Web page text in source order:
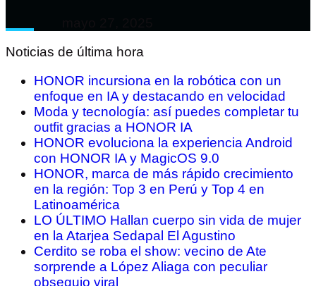
Noticias de última hora
HONOR incursiona en la robótica con un
enfoque en IA y destacando en velocidad
Moda y tecnología: así puedes completar tu
outfit gracias a HONOR IA
HONOR evoluciona la experiencia Android
con HONOR IA y MagicOS 9.0
HONOR, marca de más rápido crecimiento
en la región: Top 3 en Perú y Top 4 en
Latinoamérica
LO ÚLTIMO Hallan cuerpo sin vida de mujer
en la Atarjea Sedapal El Agustino
Cerdito se roba el show: vecino de Ate
sorprende a López Aliaga con peculiar
obsequio viral